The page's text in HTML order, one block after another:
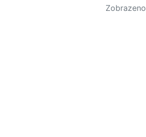
Zobrazeno